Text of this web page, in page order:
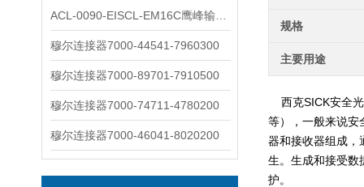
穆尔连接器7000-44541-7960300
穆尔连接器7000-89701-7910500
穆尔连接器7000-74711-4780200
穆尔连接器7000-46041-8020200
规格
主要用途
西克SICK安全光
等），一般来说安
器和接收器组成，
生。生成和接受数
护。